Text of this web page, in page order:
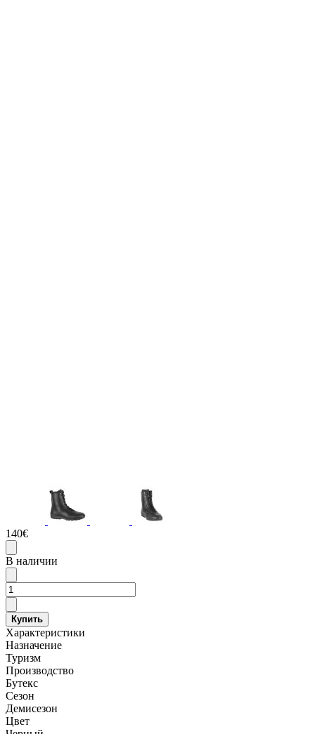
140€
В наличии
Купить
Характеристики
Назначение
Туризм
Производство
Бутекс
Сезон
Демисезон
Цвет